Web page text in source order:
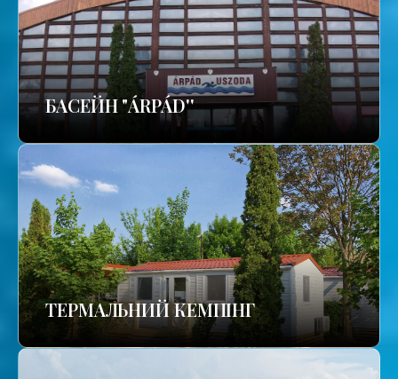
БАСЕЙН "ÁRPÁD''
ТЕРМАЛЬНИЙ КЕМПІНГ